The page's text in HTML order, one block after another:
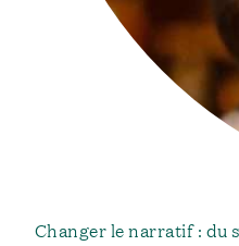
Changer le narratif : du